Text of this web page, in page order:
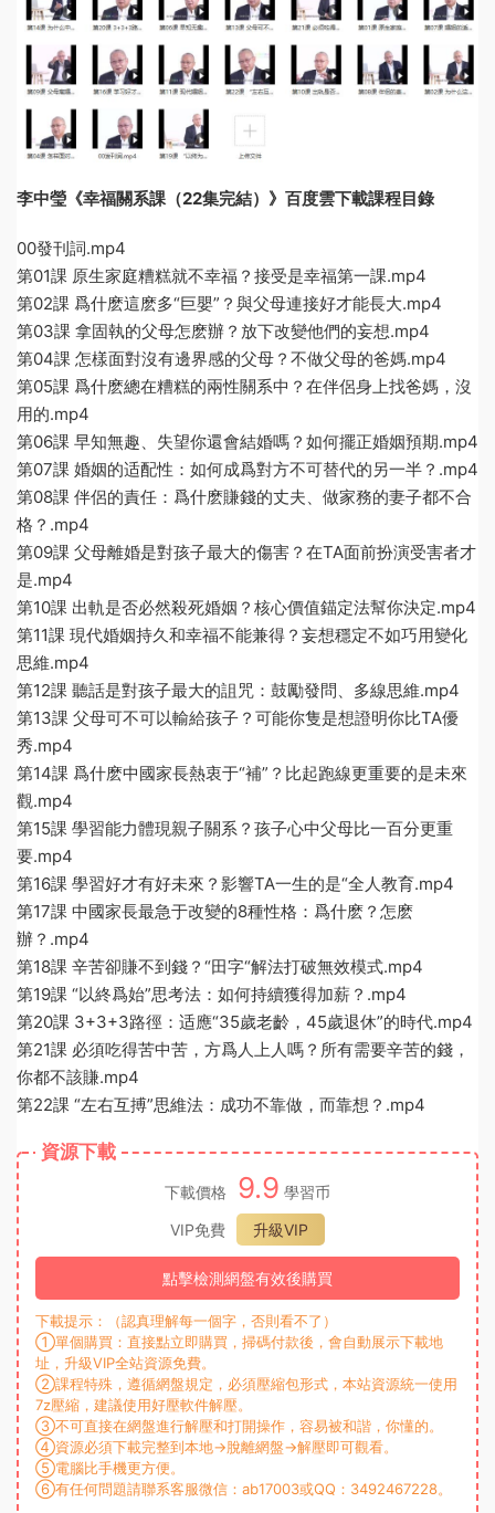
李中瑩《幸福關系課（22集完結）》百度雲下載課程目錄
00發刊詞.mp4
第01課 原生家庭糟糕就不幸福？接受是幸福第一課.mp4
第02課 爲什麽這麽多“巨嬰”？與父母連接好才能長大.mp4
第03課 拿固執的父母怎麽辦？放下改變他們的妄想.mp4
第04課 怎樣面對沒有邊界感的父母？不做父母的爸媽.mp4
第05課 爲什麽總在糟糕的兩性關系中？在伴侶身上找爸媽，沒
用的.mp4
第06課 早知無趣、失望你還會結婚嗎？如何擺正婚姻預期.mp4
第07課 婚姻的适配性：如何成爲對方不可替代的另一半？.mp4
第08課 伴侶的責任：爲什麽賺錢的丈夫、做家務的妻子都不合
格？.mp4
第09課 父母離婚是對孩子最大的傷害？在TA面前扮演受害者才
是.mp4
第10課 出軌是否必然殺死婚姻？核心價值錨定法幫你決定.mp4
第11課 現代婚姻持久和幸福不能兼得？妄想穩定不如巧用變化
思維.mp4
第12課 聽話是對孩子最大的詛咒：鼓勵發問、多線思維.mp4
第13課 父母可不可以輸給孩子？可能你隻是想證明你比TA優
秀.mp4
第14課 爲什麽中國家長熱衷于“補”？比起跑線更重要的是未來
觀.mp4
第15課 學習能力體現親子關系？孩子心中父母比一百分更重
要.mp4
第16課 學習好才有好未來？影響TA一生的是“全人教育.mp4
第17課 中國家長最急于改變的8種性格：爲什麽？怎麽
辦？.mp4
第18課 辛苦卻賺不到錢？“田字“解法打破無效模式.mp4
第19課 “以終爲始”思考法：如何持續獲得加薪？.mp4
第20課 3+3+3路徑：适應“35歲老齡，45歲退休”的時代.mp4
第21課 必須吃得苦中苦，方爲人上人嗎？所有需要辛苦的錢，
你都不該賺.mp4
第22課 “左右互搏”思維法：成功不靠做，而靠想？.mp4
資源下載
下載價格 9.9 學習币
VIP免費
升級VIP
點擊檢測網盤有效後購買
下載提示：（認真理解每一個字，否則看不了）
①單個購買：直接點立即購買，掃碼付款後，會自動展示下載地
址，升級VIP全站資源免費。
②課程特殊，遵循網盤規定，必須壓縮包形式，本站資源統一使用
7z壓縮，建議使用好壓軟件解壓。
③不可直接在網盤進行解壓和打開操作，容易被和諧，你懂的。
④資源必須下載完整到本地→脫離網盤→解壓即可觀看。
⑤電腦比手機更方便。
⑥有任何問題請聯系客服微信：ab17003或QQ：3492467228。